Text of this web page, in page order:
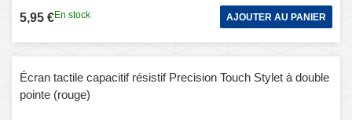
5,95 €En stock AJOUTER AU PANIER
Écran tactile capacitif résistif Precision Touch Stylet à double
pointe (rouge)